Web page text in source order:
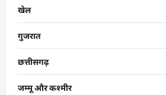
खेल
गुजरात
छत्तीसगढ़
जम्मू और कश्मीर